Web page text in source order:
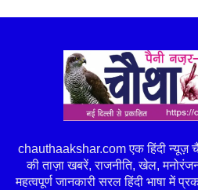
chauthaakshar.com एक हिंदी न्यूज़
की ताज़ा खबरें, राजनीति, खेल,
महत्वपूर्ण जानकारी सरल हिंदी भाषा में